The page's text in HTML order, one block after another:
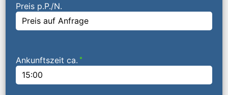
Preis p.P./N.
Ankunftszeit ca. *